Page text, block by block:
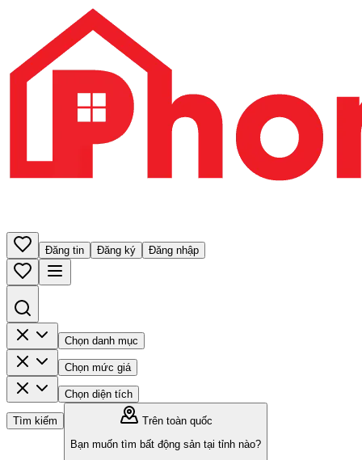
Đăng tin Đăng ký Đăng nhập
Chọn danh mục
Chọn mức giá
Chọn diện tích
Tìm kiếm
Trên toàn quốc
Bạn muốn tìm bất động sản tại tỉnh nào?